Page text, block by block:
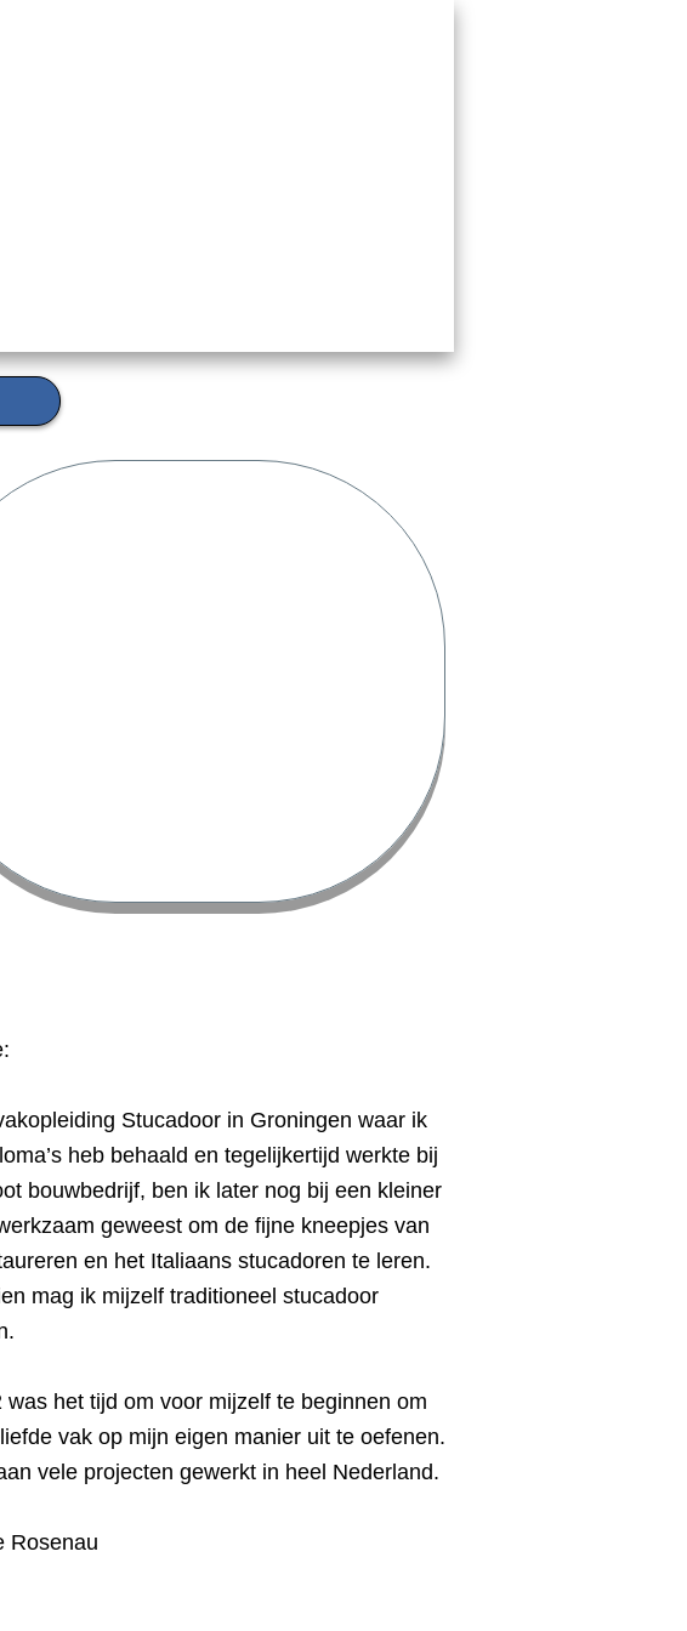
Stucadoor in Groningen waar ik
heb behaald en tegelijkertijd werkte bij
bouwbedrijf, ben ik later nog bij een kleiner
geweest om de fijne kneepjes van
en het Italiaans stucadoren te leren.
mag ik mijzelf traditioneel stucadoor
was het tijd om voor mijzelf te beginnen om
vak op mijn eigen manier uit te oefenen.
vele projecten gewerkt in heel Nederland.
Rosenau